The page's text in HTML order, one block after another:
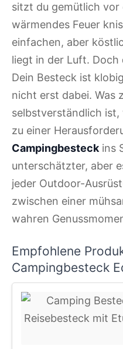
sitzt du gemütlich vor
wärmendes Feuer
einfachen, aber
liegt in der Luft. Doch
Dein Besteck ist
nicht erst dabei. Was
selbstverständlich
zu einer
Campingbesteckins
unterschätzter, aber
jeder Outdoor-
zwischen einer
wahren
Empfohlene
Campingbesteck